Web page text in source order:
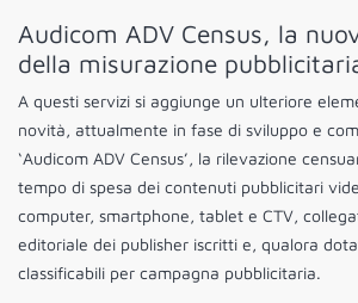
Audicom ADV Census, la
della misurazione
A questi servizi si aggiunge un ulteriore
novità, attualmente in fase di sviluppo e
‘Audicom ADV Census’, la rilevazione
tempo di spesa dei contenuti pubblicitari
computer, smartphone, tablet e CTV,
editoriale dei publisher iscritti e, qualora
classificabili per campagna pubblicitaria.